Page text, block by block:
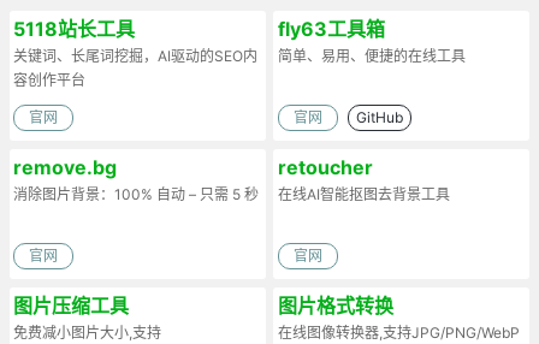
5118站长工具
关键词、长尾词挖掘，AI驱动的SEO内
容创作平台
官网
fly63工具箱
简单、易用、便捷的在线工具
官网 GitHub
remove.bg
消除图片背景：100% 自动 – 只需 5 秒
官网
retoucher
在线AI智能抠图去背景工具
官网
图片压缩工具
免费减小图片大小,支持
图片格式转换
在线图像转换器,支持JPG/PNG/WebP